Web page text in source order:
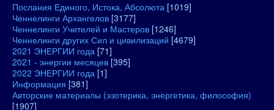
Послания Единого, Истока, Абсолюта [1019]
Ченнелинги Архангелов [3177]
Ченнелинги Учителей и Мастеров [1246]
Ченнелинги других Сил и цивилизаций [4679]
2021 ЭНЕРГИИ года [71]
2021 - энергии месяцев [395]
2022 ЭНЕРГИИ года [1]
Информация [381]
Авторские материалы (эзотерика, энергетика, философия)
[1907]